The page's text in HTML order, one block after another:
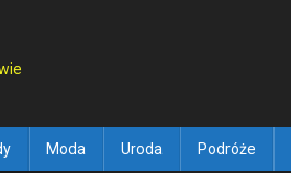
Moda Uroda Podróże